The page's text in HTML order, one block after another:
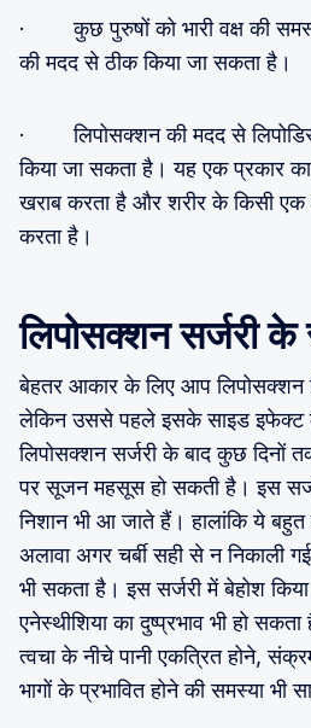
· कुछ पुरुषों को भारी वक्ष की
की मदद से ठीक किया जा सकता है।
· लिपोसक्शन की मदद से
किया जा सकता है। यह एक प्रकार
खराब करता है और शरीर के किसी एक
करता है।
लिपोसक्शन सर्जरी
बेहतर आकार के लिए आप
लेकिन उससे पहले इसके साइड इफेक्ट
लिपोसक्शन सर्जरी के बाद कुछ दिनों
पर सूजन महसूस हो सकती है। इस
निशान भी आ जाते हैं। हालांकि ये
अलावा अगर चर्बी सही से न निकाली
भी सकता है। इस सर्जरी में बेहोश
एनेस्थीशिया का दुष्प्रभाव भी हो
त्वचा के नीचे पानी एकत्रित होने,
भागों के प्रभावित होने की समस्या भी